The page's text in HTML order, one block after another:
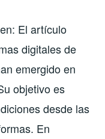
El artículo
digitales de
emergido en
objetivo es
desde las
En